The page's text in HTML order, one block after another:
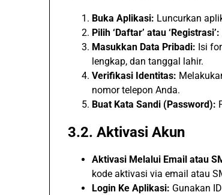
Buka Aplikasi: Luncurkan
Pilih ‘Daftar’ atau ‘Registrasi’:
Masukkan Data Pribadi: Isi
lengkap, dan tanggal lahir.
Verifikasi Identitas:
nomor telepon Anda.
Buat Kata Sandi (Password):
3.2. Aktivasi Akun
Aktivasi Melalui Email atau
kode aktivasi via email atau
Login Ke Aplikasi: Gunakan